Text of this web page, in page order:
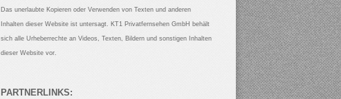
Das unerlaubte Kopieren oder Verwenden von Texten und anderen
Inhalten dieser Website ist untersagt. KT1 Privatfernsehen GmbH behält
sich alle Urheberrechte an Videos, Texten, Bildern und sonstigen Inhalten
dieser Website vor.
PARTNERLINKS: